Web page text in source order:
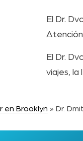
El Dr.
Atención
El Dr.
viajes, la
en Brooklyn » Dr.